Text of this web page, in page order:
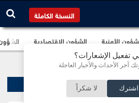
تفعيل الإشعارات؟
آخر الأحداث والأخبار العاجلة
اشترك لا شكراً
النسخة الكاملة
الأمنية الشؤون الإقتصادية